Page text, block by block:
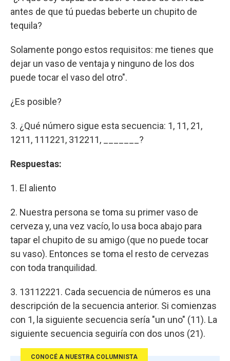
antes de que tú puedas beberte un chupito de
tequila?
Solamente pongo estos requisitos: me tienes que
dejar un vaso de ventaja y ninguno de los dos
puede tocar el vaso del otro".
¿Es posible?
3. ¿Qué número sigue esta secuencia: 1, 11, 21,
1211, 111221, 312211, _______?
Respuestas:
1. El aliento
2. Nuestra persona se toma su primer vaso de
cerveza y, una vez vacío, lo usa boca abajo para
tapar el chupito de su amigo (que no puede tocar
su vaso). Entonces se toma el resto de cervezas
con toda tranquilidad.
3. 13112221. Cada secuencia de números es una
descripción de la secuencia anterior. Si comienzas
con 1, la siguiente secuencia sería "un uno" (11). La
siguiente secuencia seguiría con dos unos (21).
CONOCÉ A NUESTRA COLUMNISTA